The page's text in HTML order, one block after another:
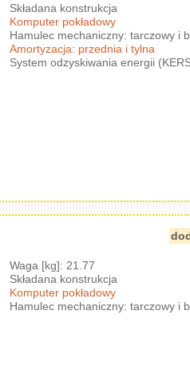
Składana konstrukcja
Komputer pokładowy
Hamulec mechaniczny: tarczowy i
Amortyzacja: przednia i tylna
System odzyskiwania energii
Waga [kg]: 21.77
Składana konstrukcja
Komputer pokładowy
Hamulec mechaniczny: tarczowy i